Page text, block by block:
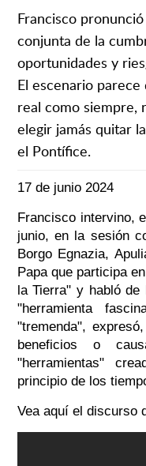
Francisco
conjunta de la
oportunidades y
El escenario
real como siempre,
elegir jamás quitar
el Pontífice.
17 de junio 2024
Francisco intervino,
junio, en la sesión
Borgo Egnazia,
Papa que participa
la Tierra" y habló
"herramienta
"tremenda",
beneficios o
"herramientas"
principio de los
Vea aquí el discurso